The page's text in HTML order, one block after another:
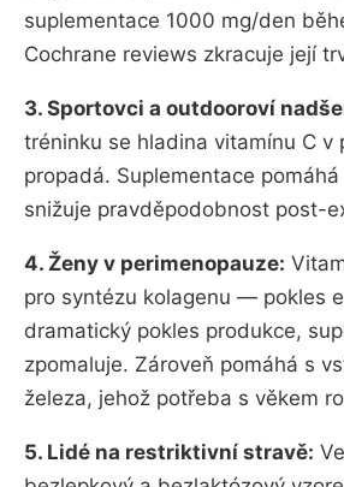
suplementace 1000 mg/den
Cochrane reviews zkracuje její
3. Sportovci a outdooroví
tréninku se hladina vitamínu C v
propadá. Suplementace
snižuje pravděpodobnost post-
4. Ženy v perimenopauze:
pro syntézu kolagenu — pokles
dramatický pokles produkce,
zpomaluje. Zároveň pomáhá s
železa, jehož potřeba s věkem
5. Lidé na restriktivní stravě: